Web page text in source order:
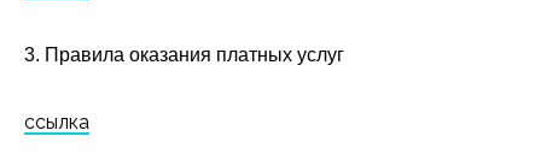
3. Правила оказания платных услуг
ссылка